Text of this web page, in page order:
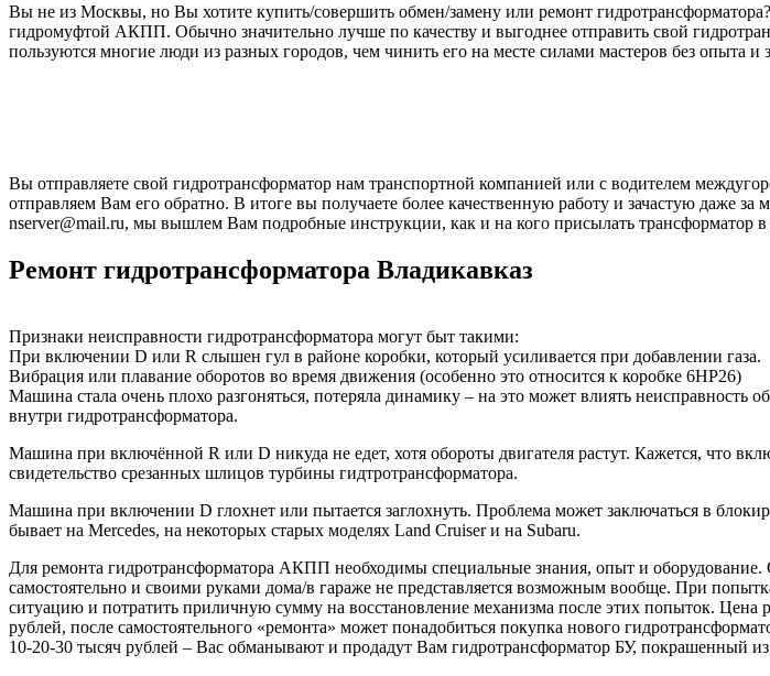
Вы не из Москвы, но Вы хотите купить/совершить обмен/замену или ремонт
гидромуфтой АКПП. Обычно значительно лучше по качеству и выгоднее отправить свой
пользуются многие люди из разных городов, чем чинить его на месте силами мастеров без опыта
Вы отправляете свой гидротрансформатор нам транспортной компанией или с водителем
отправляем Вам его обратно. В итоге вы получаете более качественную работу и зачастую даже
nserver@mail.ru, мы вышлем Вам подробные инструкции, как и на кого присылать трансформатор в
Ремонт гидротрансформатора Владикавказ
Признаки неисправности гидротрансформатора могут быт такими:
При включении D или R слышен гул в районе коробки, который усиливается при добавлении газа.
Вибрация или плавание оборотов во время движения (особенно это относится к коробке 6HP26)
Машина стала очень плохо разгоняться, потеряла динамику – на это может влиять неисправность
внутри гидротрансформатора.
Машина при включённой R или D никуда не едет, хотя обороты двигателя растут. Кажется, что
свидетельство срезанных шлицов турбины гидтротрансформатора.
Машина при включении D глохнет или пытается заглохнуть. Проблема может заключаться в
бывает на Mercedes, на некоторых старых моделях Land Cruiser и на Subaru.
Для ремонта гидротрансформатора АКПП необходимы специальные знания, опыт и оборудование.
самостоятельно и своими руками дома/в гараже не представляется возможным вообще. При
ситуацию и потратить приличную сумму на восстановление механизма после этих попыток. Цена
рублей, после самостоятельного «ремонта» может понадобиться покупка нового
10-20-30 тысяч рублей – Вас обманывают и продадут Вам гидротрансформатор БУ, покрашенный